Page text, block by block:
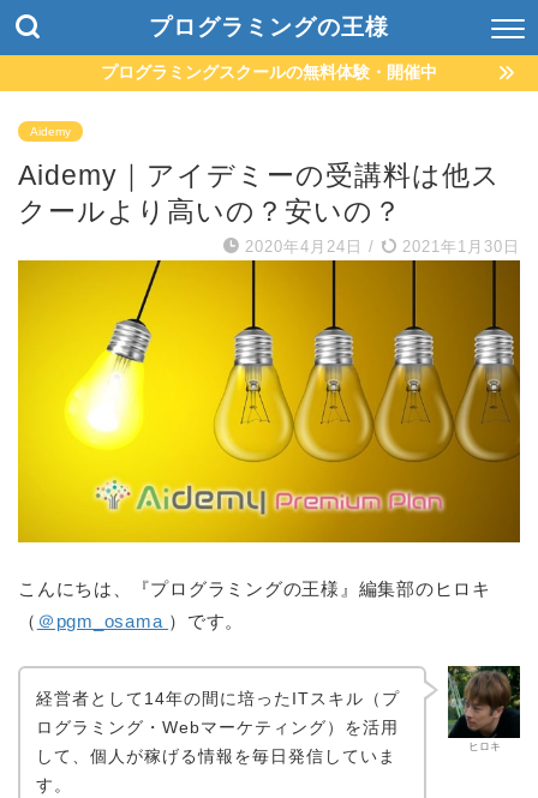
プログラミングの王様
プログラミングスクールの無料体験・開催中
Aidemy
Aidemy｜アイデミーの受講料は他ス
クールより高いの？安いの？
2020年4月24日 / 2021年1月30日
こんにちは、『プログラミングの王様』編集部のヒロキ
（ ＠pgm_osama ）です。
ヒロキ
経営者として14年の間に培ったITスキル（プ
ログラミング・Webマーケティング）を活用
して、個人が稼げる情報を毎日発信していま
す。